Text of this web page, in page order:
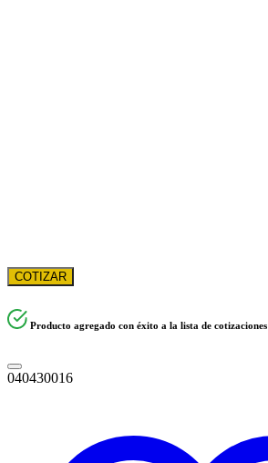
COTIZAR
Producto agregado con éxito a la lista de cotizaciones
040430016